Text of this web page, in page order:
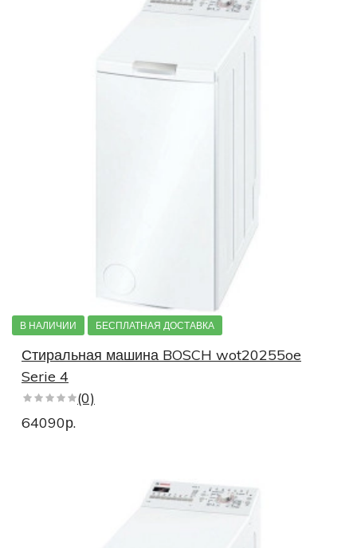
В НАЛИЧИИ БЕСПЛАТНАЯ ДОСТАВКА
Стиральная машина BOSCH wot20255oe
Serie 4
(0)
64090р.